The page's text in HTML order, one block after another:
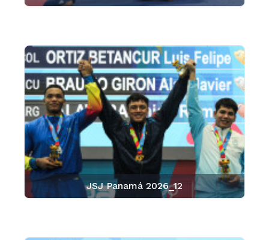
JSJ Panamá 2026_12